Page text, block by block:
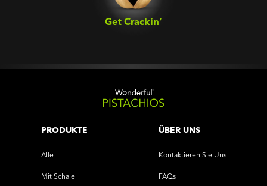
Get Crackin’‎
PRODUKTE
Alle
Mit Schale
ÜBER UNS
Kontaktieren Sie Uns
FAQs